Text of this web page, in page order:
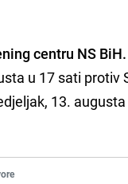
centru NS BiH.
u 17 sati protiv
13.